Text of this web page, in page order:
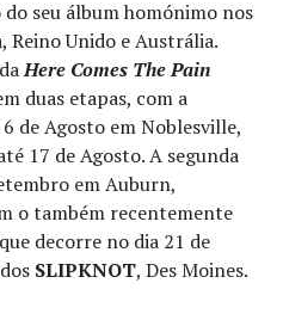
seu álbum homónimo nos
Reino Unido e Austrália.
Here Comes The Pain
duas etapas, com a
de Agosto em Noblesville,
17 de Agosto. A segunda
em Auburn,
o também recentemente
decorre no dia 21 de
SLIPKNOT, Des Moines.